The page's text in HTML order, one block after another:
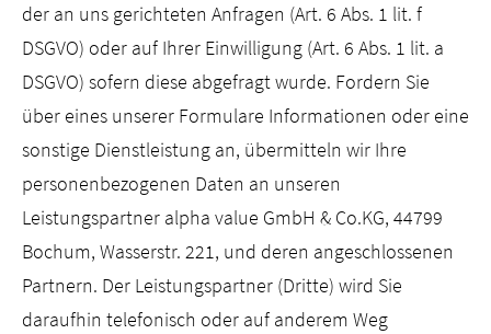
der an uns gerichteten Anfragen (Art. 6 Abs. 1 lit. f
DSGVO) oder auf Ihrer Einwilligung (Art. 6 Abs. 1 lit. a
DSGVO) sofern diese abgefragt wurde. Fordern Sie
über eines unserer Formulare Informationen oder eine
sonstige Dienstleistung an, übermitteln wir Ihre
personenbezogenen Daten an unseren
Leistungspartner alpha value GmbH & Co.KG, 44799
Bochum, Wasserstr. 221, und deren angeschlossenen
Partnern. Der Leistungspartner (Dritte) wird Sie
daraufhin telefonisch oder auf anderem Weg